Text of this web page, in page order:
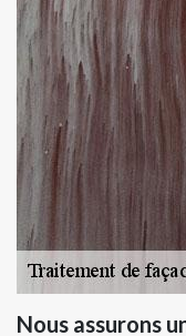
Nous assurons